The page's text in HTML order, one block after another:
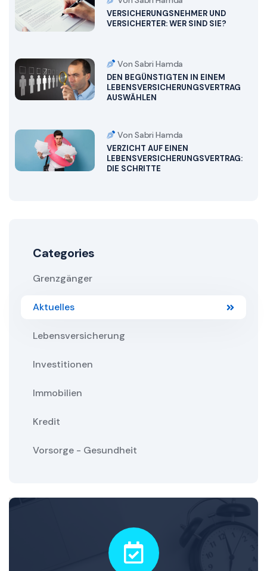
VERSICHERUNGSNEHMER UND
VERSICHERTER: WER SIND SIE?
Von Sabri Hamda
DEN BEGÜNSTIGTEN IN EINEM
LEBENSVERSICHERUNGSVERTRAG
AUSWÄHLEN
Von Sabri Hamda
VERZICHT AUF EINEN
LEBENSVERSICHERUNGSVERTRAG:
DIE SCHRITTE
Categories
Grenzgänger
Aktuelles
Lebensversicherung
Investitionen
Immobilien
Kredit
Vorsorge - Gesundheit